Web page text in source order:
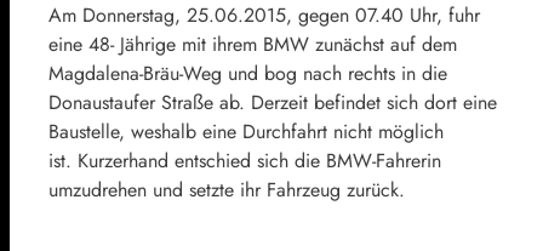
Am Donnerstag, 25.06.2015, gegen 07.40 Uhr, fuhr
eine 48- Jährige mit ihrem BMW zunächst auf dem
Magdalena-Bräu-Weg und bog nach rechts in die
Donaustaufer Straße ab. Derzeit befindet sich dort eine
Baustelle, weshalb eine Durchfahrt nicht möglich
ist. Kurzerhand entschied sich die BMW-Fahrerin
umzudrehen und setzte ihr Fahrzeug zurück.